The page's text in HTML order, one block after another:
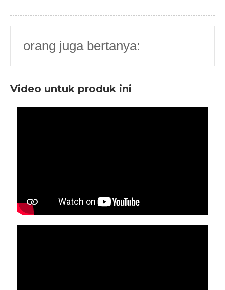
orang juga bertanya:
Video untuk produk ini